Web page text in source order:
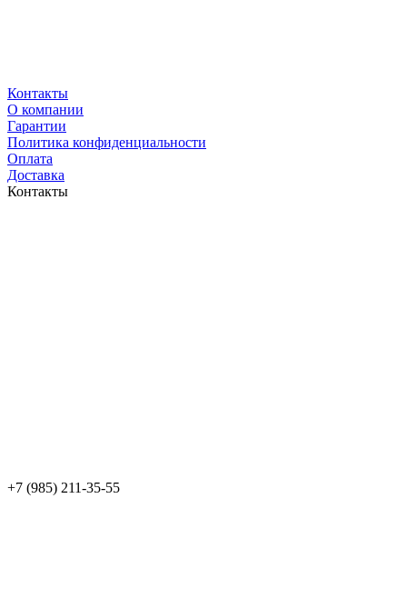
Контакты
O компании
Гарантии
Политика конфиденциальности
Оплата
Доставка
Контакты
+7 (985) 211-35-55